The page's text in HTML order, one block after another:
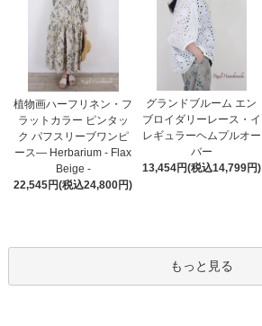
植物画ハーフリネン・フ
ラットカラー ピンタッ
ク パフスリーブワンピ
ース― Herbarium - Flax
Beige -
22,545円(税込24,800円)
グランドブルーム エン
ブロイダリーレース・イ
レギュラーヘムプルオー
バー
13,454円(税込14,799円)
もっと見る